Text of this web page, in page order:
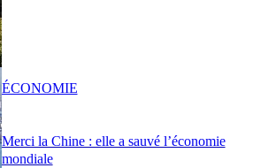
Merci la Chine : elle a sauvé l’économie
mondiale
ÉCONOMIE